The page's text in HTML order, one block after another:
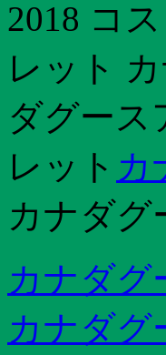
2018 コ
レット
ダグース
レット カ
カナダグ
カナダグ
カナダグ